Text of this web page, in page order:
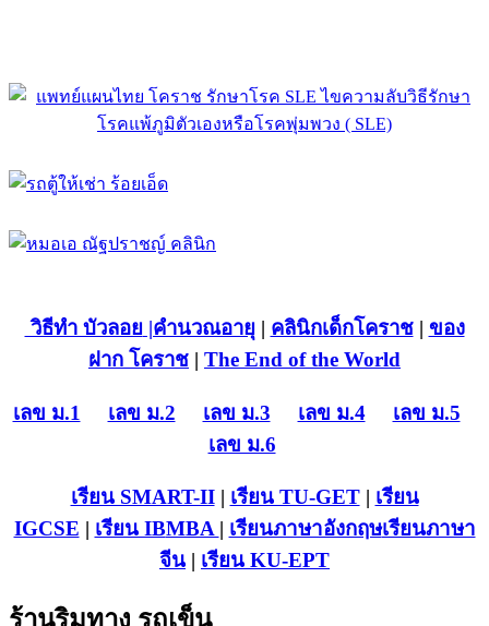
วิธีทำ บัวลอย |คำนวณอายุ | คลินิกเด็กโคราช| ของ
ฝาก โคราช | The End of the World
เลข ม.1 เลข ม.2 เลข ม.3 เลข ม.4
เลข ม.5
เลข ม.6
เรียน SMART-II| เรียน TU-GET| เรียน
IGCSE | เรียน IBMBA | เรียนภาษาอังกฤษเรียนภาษา
จีน | เรียน KU-EPT
ร้านริมทาง รถเข็น